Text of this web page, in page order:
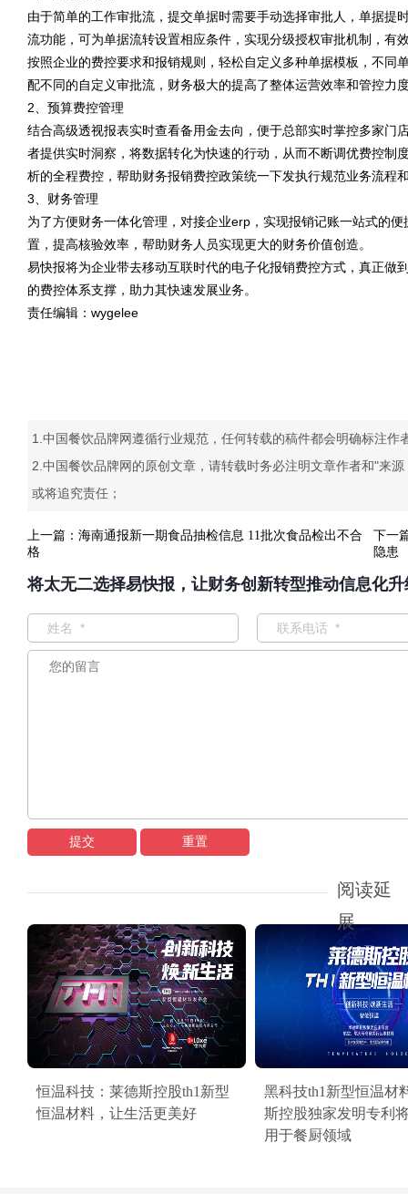
由于简单的工作审批流，提交单据时需要手动选择审批人，单据提
流功能，可为单据流转设置相应条件，实现分级授权审批机制，有
按照企业的费控要求和报销规则，轻松自定义多种单据模板，不同
配不同的自定义审批流，财务极大的提高了整体运营效率和管控力
2、预算费控管理
结合高级透视报表实时查看备用金去向，便于总部实时掌控多家门
者提供实时洞察，将数据转化为快速的行动，从而不断调优费控制
析的全程费控，帮助财务报销费控政策统一下发执行规范业务流程
3、财务管理
为了方便财务一体化管理，对接企业erp，实现报销记账一站式的
置，提高核验效率，帮助财务人员实现更大的财务价值创造。
易快报将为企业带去移动互联时代的电子化报销费控方式，真正做
的费控体系支撑，助力其快速发展业务。
责任编辑：wygelee
1.中国餐饮品牌网遵循行业规范，任何转载的稿件都会明确标注作
2.中国餐饮品牌网的原创文章，请转载时务必注明文章作者和"来
或将追究责任；
上一篇： 海南通报新一期食品抽检信息 11批次食品检出不合
格
下一
隐患
将太无二选择易快报，让财务创新转型推动信息化
提交 重置
阅读延
展
恒温科技：莱德斯控股th1新型
恒温材料，让生活更美好
黑科技th1新型恒温材
斯控股独家发明专利
用于餐厨领域